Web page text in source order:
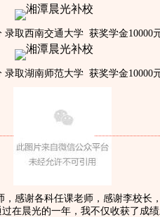
录取西南交通大学 获奖学金10000
录取湖南师范大学 获奖学金10000
谢各科任课老师，感谢李校长
过在晨光的一年，我不仅收获了成